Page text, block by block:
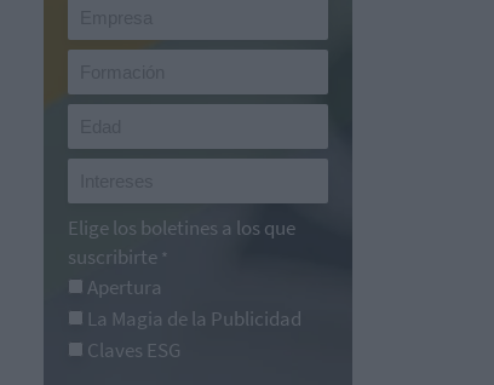
Elige los boletines a los que
suscribirte *
Apertura
La Magia de la Publicidad
Claves ESG